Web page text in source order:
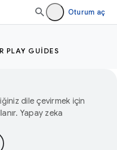
Oturum aç
PLAY GUIDES
dile çevirmek için
Yapay zeka